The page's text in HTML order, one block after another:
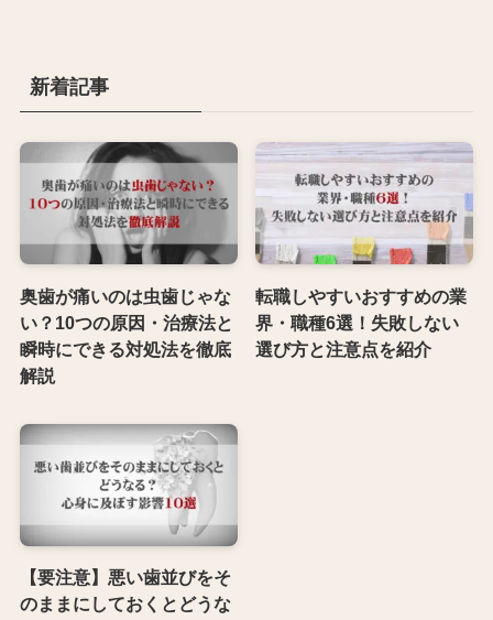
新着記事
奥歯が痛いのは虫歯じゃな
い？10つの原因・治療法と
瞬時にできる対処法を徹底
解説
転職しやすいおすすめの業
界・職種6選！失敗しない
選び方と注意点を紹介
【要注意】悪い歯並びをそ
のままにしておくとどうな